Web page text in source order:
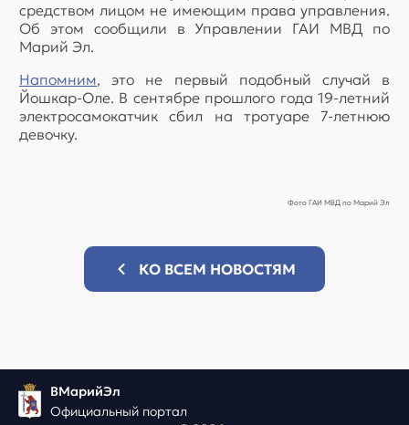
средством лицом не имеющим права управления.
Об этом сообщили в Управлении ГАИ МВД по
Марий Эл.
Напомним, это не первый подобный случай в
Йошкар-Оле. В сентябре прошлого года 19-летний
электросамокатчик сбил на тротуаре 7-летнюю
девочку.
Фото ГАИ МВД по Марий Эл
КО ВСЕМ НОВОСТЯМ
ВМарийЭл
Официальный портал